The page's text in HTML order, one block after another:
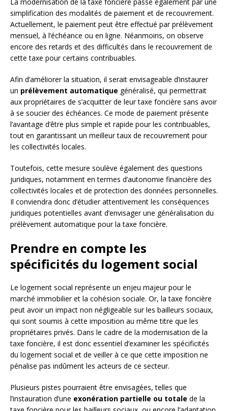
simplification des modalités de paiement et de recouvrement.
Actuellement, le paiement peut être effectué par prélèvement
mensuel, à l’échéance ou en ligne. Néanmoins, on observe
encore des retards et des difficultés dans le recouvrement de
cette taxe pour certains contribuables.
Afin d’améliorer la situation, il serait envisageable d’instaurer
un prélèvement automatique généralisé, qui permettrait
aux propriétaires de s’acquitter de leur taxe foncière sans avoir
à se soucier des échéances. Ce mode de paiement présente
l’avantage d’être plus simple et rapide pour les contribuables,
tout en garantissant un meilleur taux de recouvrement pour
les collectivités locales.
Toutefois, cette mesure soulève également des questions
juridiques, notamment en termes d’autonomie financière des
collectivités locales et de protection des données personnelles.
Il conviendra donc d’étudier attentivement les conséquences
juridiques potentielles avant d’envisager une généralisation du
prélèvement automatique pour la taxe foncière.
Prendre en compte les
spécificités du logement social
Le logement social représente un enjeu majeur pour le
marché immobilier et la cohésion sociale. Or, la taxe foncière
peut avoir un impact non négligeable sur les bailleurs sociaux,
qui sont soumis à cette imposition au même titre que les
propriétaires privés. Dans le cadre de la modernisation de la
taxe foncière, il est donc essentiel d’examiner les spécificités
du logement social et de veiller à ce que cette imposition ne
pénalise pas indûment les acteurs de ce secteur.
Plusieurs pistes pourraient être envisagées, telles que
l’instauration d’une exonération partielle ou totale de la